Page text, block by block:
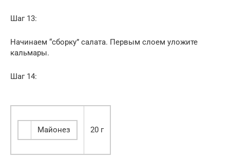
Шаг 13:
Начинаем “сборку” салата. Первым слоем уложите
кальмары.
Шаг 14:
Майонез 20 г